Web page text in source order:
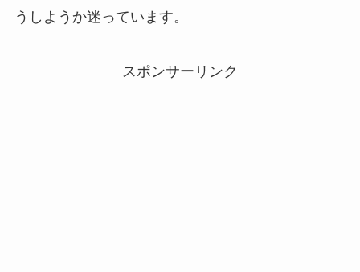
うしようか迷っています。
スポンサーリンク